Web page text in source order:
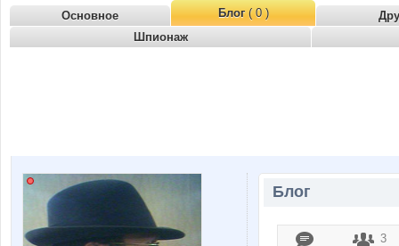
Основное Блог( 0 )
Шпионаж
Блог
3